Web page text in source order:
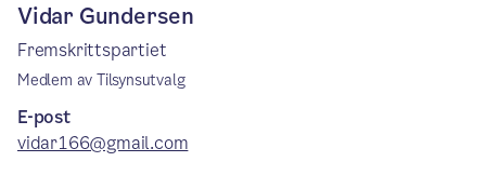
Vidar Gundersen
Fremskrittspartiet
Medlem av Tilsynsutvalg
E-post
vidar166@gmail.com